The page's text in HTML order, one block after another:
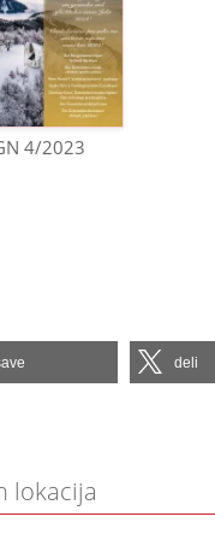
4/2023
deli
lokacija